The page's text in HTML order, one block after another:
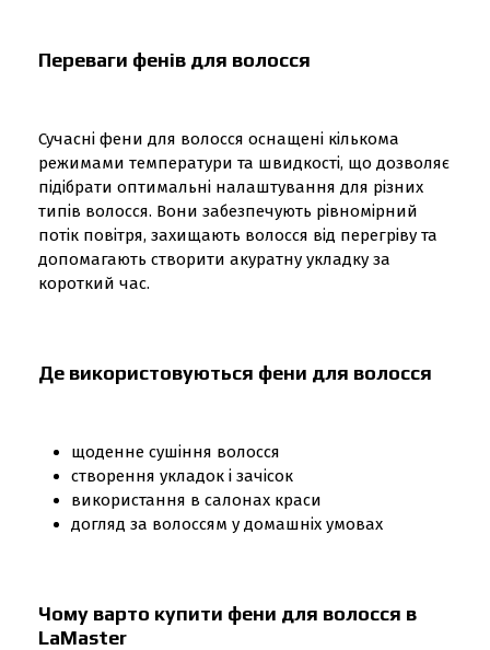
Переваги фенів для волосся
Сучасні фени для волосся оснащені кількома
режимами температури та швидкості, що дозволяє
підібрати оптимальні налаштування для різних
типів волосся. Вони забезпечують рівномірний
потік повітря, захищають волосся від перегріву та
допомагають створити акуратну укладку за
короткий час.
Де використовуються фени для волосся
щоденне сушіння волосся
створення укладок і зачісок
використання в салонах краси
догляд за волоссям у домашніх умовах
Чому варто купити фени для волосся в
LaMaster